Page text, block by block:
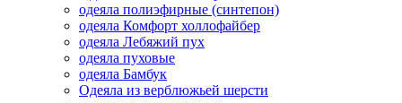
одеяла полиэфирные (синтепон)
одеяла Комфорт холлофайбер
одеяла Лебяжий пух
одеяла пуховые
одеяла Бамбук
Одеяла из верблюжьей шерсти